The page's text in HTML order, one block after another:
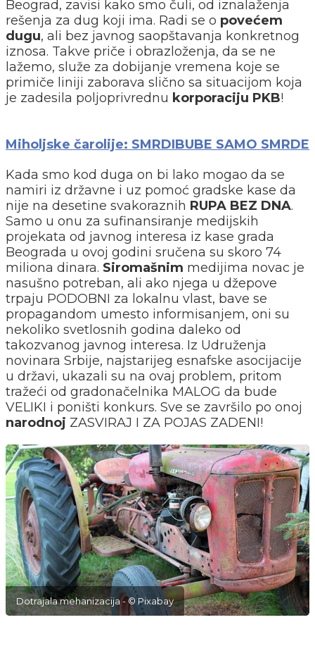
Beograd, zavisi kako smo čuli, od iznalaženja
rešenja za dug koji ima. Radi se o povećem
dugu, ali bez javnog saopštavanja konkretnog
iznosa. Takve priče i obrazloženja, da se ne
lažemo, služe za dobijanje vremena koje se
primiče liniji zaborava slično sa situacijom koja
je zadesila poljoprivrednu korporaciju PKB!
Miholjske čarolije: SMRDIBUBE SAMO SMRDE
Kada smo kod duga on bi lako mogao da se
namiri iz državne i uz pomoć gradske kase da
nije na desetine svakoraznih RUPA BEZ DNA.
Samo u onu za sufinansiranje medijskih
projekata od javnog interesa iz kase grada
Beograda u ovoj godini sručena su skoro 74
miliona dinara. Siromašnim medijima novac je
nasušno potreban, ali ako njega u džepove
trpaju PODOBNI za lokalnu vlast, bave se
propagandom umesto informisanjem, oni su
nekoliko svetlosnih godina daleko od
takozvanog javnog interesa. Iz Udruženja
novinara Srbije, najstarijeg esnafske asocijacije
u državi, ukazali su na ovaj problem, pritom
tražeći od gradonačelnika MALOG da bude
VELIKI i poništi konkurs. Sve se završilo po onoj
narodnoj ZASVIRAJ I ZA POJAS ZADENI!
Dotrajala mehanizacija - © Pixabay